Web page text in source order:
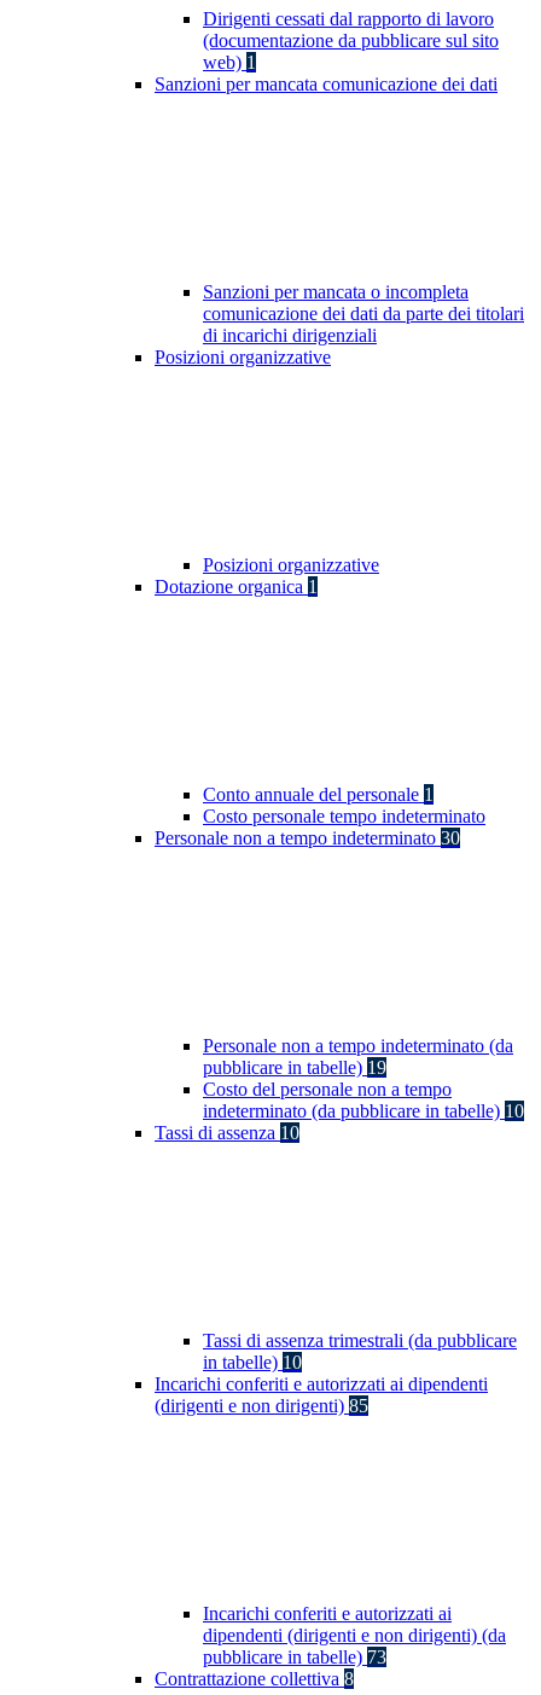
Dirigenti cessati dal rapporto di lavoro
(documentazione da pubblicare sul sito
web) 1
Sanzioni per mancata comunicazione dei dati
Sanzioni per mancata o incompleta
comunicazione dei dati da parte dei titolari
di incarichi dirigenziali
Posizioni organizzative
Posizioni organizzative
Dotazione organica 1
Conto annuale del personale 1
Costo personale tempo indeterminato
Personale non a tempo indeterminato 30
Personale non a tempo indeterminato (da
pubblicare in tabelle) 19
Costo del personale non a tempo
indeterminato (da pubblicare in tabelle) 10
Tassi di assenza 10
Tassi di assenza trimestrali (da pubblicare
in tabelle) 10
Incarichi conferiti e autorizzati ai dipendenti
(dirigenti e non dirigenti) 85
Incarichi conferiti e autorizzati ai
dipendenti (dirigenti e non dirigenti) (da
pubblicare in tabelle) 73
Contrattazione collettiva 8